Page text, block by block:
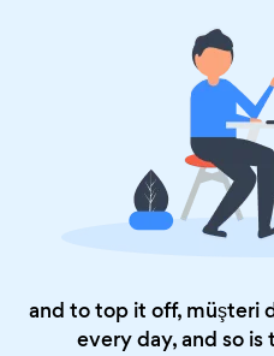
and to top it off, müşteri
every day, and so is